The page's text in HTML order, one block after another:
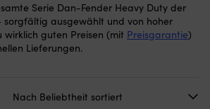
Serie Dan-Fender Heavy Duty der
sorgfältig ausgewählt und von hoher
guten Preisen (mit Preisgarantie)
Lieferungen.